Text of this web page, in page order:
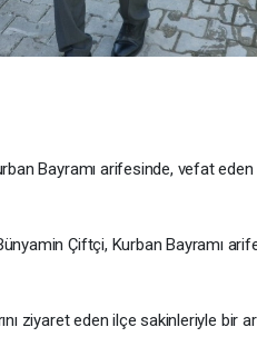
Bayramı arifesinde, vefat eden
Çiftçi, Kurban Bayramı
ziyaret eden ilçe sakinleriyle bir